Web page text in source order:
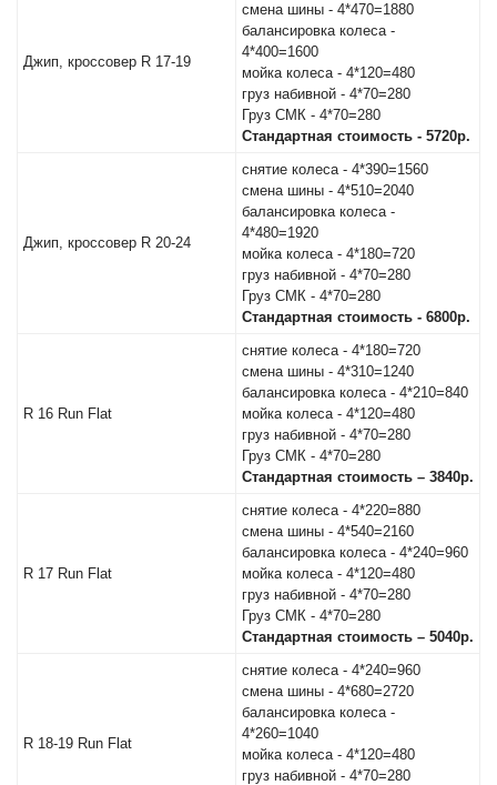
Джип, кроссовер R 17-19
смена шины - 4*470=1880
балансировка колеса -
4*400=1600
мойка колеса - 4*120=480
груз набивной - 4*70=280
Груз СМК - 4*70=280
Стандартная стоимость - 5720р.
Джип, кроссовер R 20-24
снятие колеса - 4*390=1560
смена шины - 4*510=2040
балансировка колеса -
4*480=1920
мойка колеса - 4*180=720
груз набивной - 4*70=280
Груз СМК - 4*70=280
Стандартная стоимость - 6800р.
R 16 Run Flat
снятие колеса - 4*180=720
смена шины - 4*310=1240
балансировка колеса - 4*210=840
мойка колеса - 4*120=480
груз набивной - 4*70=280
Груз СМК - 4*70=280
Стандартная стоимость – 3840р.
R 17 Run Flat
снятие колеса - 4*220=880
смена шины - 4*540=2160
балансировка колеса - 4*240=960
мойка колеса - 4*120=480
груз набивной - 4*70=280
Груз СМК - 4*70=280
Стандартная стоимость – 5040р.
R 18-19 Run Flat
снятие колеса - 4*240=960
смена шины - 4*680=2720
балансировка колеса -
4*260=1040
мойка колеса - 4*120=480
груз набивной - 4*70=280